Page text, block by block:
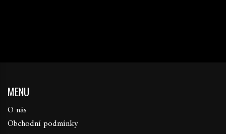
MENU
O nás
Obchodní podmínky